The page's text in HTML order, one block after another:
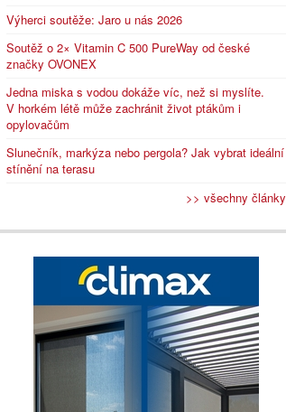
Výherci soutěže: Jaro u nás 2026
Soutěž o 2× Vitamin C 500 PureWay od české
značky OVONEX
Jedna miska s vodou dokáže víc, než si myslíte.
V horkém létě může zachránit život ptákům i
opylovačům
Slunečník, markýza nebo pergola? Jak vybrat ideální
stínění na terasu
>> všechny články